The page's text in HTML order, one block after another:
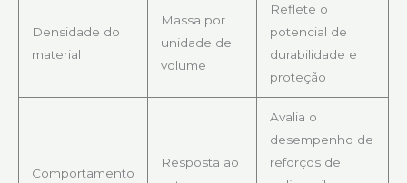
Densidade do
material
Massa por
unidade de
volume
Reflete o
potencial de
durabilidade e
proteção
Comportamento
Resposta ao
Avalia o
desempenho de
reforços de